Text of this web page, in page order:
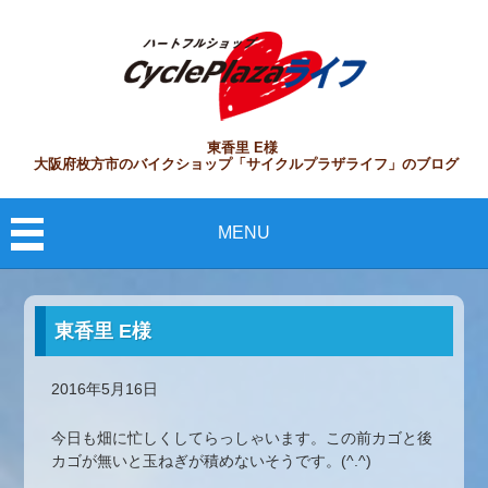
東香里 E様
大阪府枚方市のバイクショップ「サイクルプラザライフ」のブログ
MENU
東香里 E様
2016年5月16日
今日も畑に忙しくしてらっしゃいます。この前カゴと後
カゴが無いと玉ねぎが積めないそうです。(^.^)